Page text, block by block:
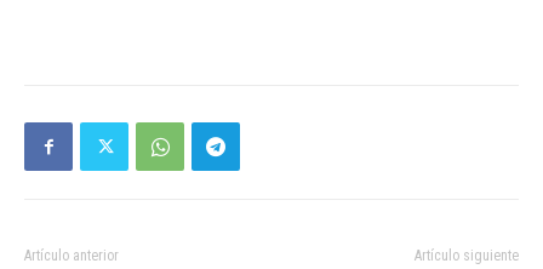
Artículo anterior Artículo siguiente